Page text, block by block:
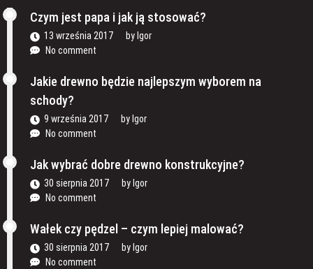
Czym jest papa i jak ją stosować?
13 września 2017 by Igor
No comment
Jakie drewno będzie najlepszym wyborem na
schody?
9 września 2017 by Igor
No comment
Jak wybrać dobre drewno konstrukcyjne?
30 sierpnia 2017 by Igor
No comment
Wałek czy pędzel – czym lepiej malować?
30 sierpnia 2017 by Igor
No comment